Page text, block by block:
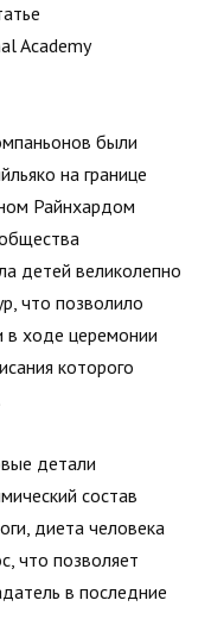
Academy
были
на границе
Райнхардом
детей великолепно
что позволило
в ходе церемонии
которого
детали
состав
диета человека
что позволяет
в последние